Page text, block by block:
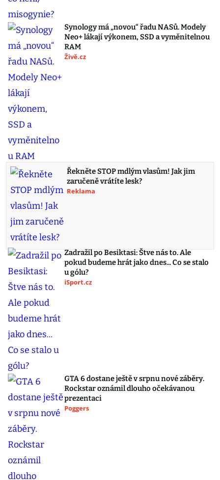
Synology má „novou“ řadu NASů. Modely
Neo+ lákají výkonem, SSD a vyměnitelnou
RAM
Živě.cz
Řekněte STOP mdlým vlasům! Jak jim
zaručeně vrátíte lesk?
Reklama
Zadražil po Besiktasi: Štve nás to. Ale
pokud budeme hrát jako dnes... Co se stalo
u gólu?
iSport.cz
GTA 6 dostane ještě v srpnu nové záběry.
Rockstar oznámil dlouho očekávanou
prezentaci
Poggers